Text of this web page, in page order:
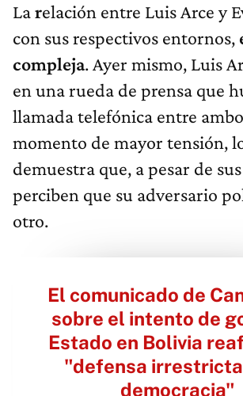
Larelación entre Luis Arce y
con sus respectivos entornos,
compleja. Ayer mismo, Luis
en una rueda de prensa que
llamada telefónica entre
momento de mayor tensión,
demuestra que, a pesar de
perciben que su adversario
otro.
El comunicado de
sobre el intento de
Estado en Bolivia
"defensa
democracia"